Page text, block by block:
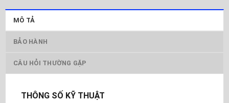
MÔ TẢ
BẢO HÀNH
CÂU HỎI THƯỜNG GẶP
THÔNG SỐ KỸ THUẬT